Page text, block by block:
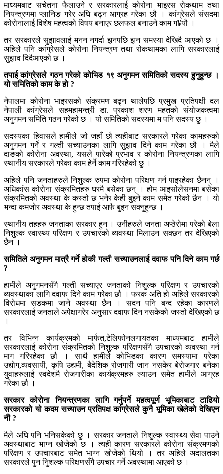
माध्यमबाट सचेतना फैलाउने र सरकारलाई कोरोना भाइरस रोकथाम तथा
नियन्त्रणमा प्लानिङ गरेर अघि बढ्न आग्रह गरेका छौ । कांग्रेसले संसदमा
कोरोनालाई विशेष महत्वको विषय बनाएर छलफल बनाउने काम ग¥यौ ।
तर सरकारले सुझावलाई मनन नगर्दा झनपछि झन समस्या देखिदै आएको छ ।
अहिले पनि कांग्रेसले कोरोना नियन्त्रण तथा रोकथामका लागि सरकारलाई
सुझाव दिदैआएको छ ।
तपाई कांग्रेसले गठन गरेको कोभिड १९ अनुगमन समितिको सदस्य हुनुहुन्छ ।
यो समितिको काम के हो ?
नेपालमा कोरोना भाइरसको संक्रमण बढ्न थालेपछि प्रमुख प्रतिपक्षी दल
नेपाली कांग्रेसले सहमहामन्त्री डा. प्रकाश शरण महतको संयोजकत्वमा
अनुगमन समिति गठन गरेको छ । यो समितिको सदस्यमा म पनि सदस्य छु ।
सदस्यका हिवासले हामीले जो जहाँ छौ त्यहीबाट सरकारले गरेका कामहरुको
अनुगमन गर्ने र गल्ती सच्याउनका लागि सुझाव दिने काम गरेका छौ । मैले
दाङको कोरोना अवस्था, यसले पारेको प्रभाव र कोरोना नियन्त्रणका लागि
स्थानीय सरकारले गरेका काम हेर्ने काम गरिरहेको छु ।
अहिले पनि जनताहरुले निशुल्क रुपमा कोरोना परिक्षण गर्न पाइरहेका छैनन् ।
अधिकांस कोरोना संक्रमितहरु घरमै बसेका छन् । होम आइसोलेसनमा बसेका
संक्रमितको अवस्था के कस्तो छ भनेर केही बुझ्ने काम समेत गरेको छैन । यो
भन्दा कमजोर अवस्था के हुन्छ तपाई आफै बुझ्न सक्नुहुन्छ ।
स्थानीय तहहरु जनताका सरकार हुन । उनीहरुले जनता अप्ठेरोमा परेको बेला
निशुल्क स्वास्थ्य परिक्षण र उपचारको व्यवस्था मिलाउन सक्छन तर देखिएको
छैन ।
समितिले अनुगमन मात्रै गर्ने होकी गल्ती सच्याउनलाई दवाफ पनि दिने काम गर्छ
?
हामीले अनुगमनसँगै गल्ती सच्याएर जनताको निशुल्क परिक्षण र उपचारको
व्यवस्थाका लागि दवाफ दिने काम गरेका छौ । फरक अति हो अहिले सरकारको
विरोधमा सडकमा जाने अवस्था छैन । सदन पनि बन्द रहेका कारणले
सरकारलाई जनताले अपेक्षागरेर अनुसार दवाफ दिन नसकेको जस्तो देखिएको छ
।
तर विभिन्न कार्यक्रमको मार्फत,टेलिफोनलगायतका माध्यमबाट हामीले
सरकारलाई कोरोना संक्रमितको निशुल्क परिक्षणसँगै उपचारको व्यवस्था गर्न
माग गरिरहेका छौ । साथै हामीले कोभिडका कारण समस्यामा परेका
उद्योग,व्यवसायी, कृषि उद्यमी, बैदेशिक रोजगारी जान नसकेर बेरोजगार बनेका
युवाहरुलाई स्वदेशमै रोजगारीका कार्यक्रमहरु ल्याउन समेत हामीले आग्रह
गरेका छौ ।
सरकार कोरोना नियन्त्रणका लागि गर्नुपर्ने महत्वपूर्ण भूमिकाबाट टाढियो
सरकारको यो कदम सच्याउन प्रतिपक्ष कांग्रेसले कुनै भूमिका खेलेको देखिएन
नी ?
मैले अघि पनि भनिसकेको छु । सरकार जनताले निशुल्क स्वास्थ्य सेवा पाउने
अवस्थाबाट भाग्न खोजेको छ । त्यही कारण सरकारले कोरोना संक्रमणको
परिक्षण र उपचारबाट समेत भाग्न खोजेको थियो । तर अहिले अदालतका
सरकारले पुन निुशल्क परिक्षणसँगै उपचार गर्ने अवस्थामा आएको छ ।